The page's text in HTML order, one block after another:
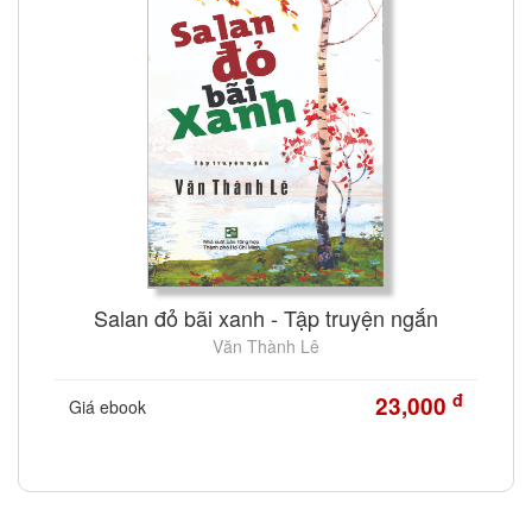
Salan đỏ bãi xanh - Tập truyện ngắn
Văn Thành Lê
Giá ebook 23,000 đ